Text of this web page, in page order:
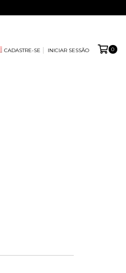
CADASTRE-SE INICIAR SESSÃO 0